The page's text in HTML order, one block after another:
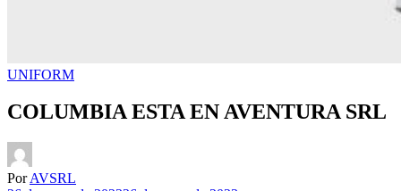
UNIFORM
COLUMBIA ESTA EN AVENTURA SRL
PorAVSRL